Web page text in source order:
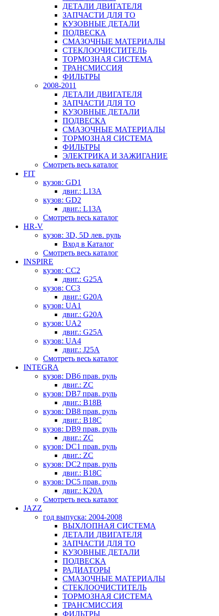
ДЕТАЛИ ДВИГАТЕЛЯ
ЗАПЧАСТИ ДЛЯ ТО
КУЗОВНЫЕ ДЕТАЛИ
ПОДВЕСКА
СМАЗОЧНЫЕ МАТЕРИАЛЫ
СТЕКЛООЧИСТИТЕЛЬ
ТОРМОЗНАЯ СИСТЕМА
ТРАНСМИССИЯ
ФИЛЬТРЫ
2008-2011
ДЕТАЛИ ДВИГАТЕЛЯ
ЗАПЧАСТИ ДЛЯ ТО
КУЗОВНЫЕ ДЕТАЛИ
ПОДВЕСКА
СМАЗОЧНЫЕ МАТЕРИАЛЫ
ТОРМОЗНАЯ СИСТЕМА
ФИЛЬТРЫ
ЭЛЕКТРИКА И ЗАЖИГАНИЕ
Смотреть весь каталог
FIT
кузов: GD1
двиг.: L13A
кузов: GD2
двиг.: L13A
Смотреть весь каталог
HR-V
кузов: 3D, 5D лев. руль
Вход в Каталог
Смотреть весь каталог
INSPIRE
кузов: CC2
двиг.: G25A
кузов: CC3
двиг.: G20A
кузов: UA1
двиг.: G20A
кузов: UA2
двиг.: G25A
кузов: UA4
двиг.: J25A
Смотреть весь каталог
INTEGRA
кузов: DB6 прав. руль
двиг.: ZC
кузов: DB7 прав. руль
двиг.: B18B
кузов: DB8 прав. руль
двиг.: B18C
кузов: DB9 прав. руль
двиг.: ZC
кузов: DC1 прав. руль
двиг.: ZC
кузов: DC2 прав. руль
двиг.: B18C
кузов: DC5 прав. руль
двиг.: K20A
Смотреть весь каталог
JAZZ
год выпуска: 2004-2008
ВЫХЛОПНАЯ СИСТЕМА
ДЕТАЛИ ДВИГАТЕЛЯ
ЗАПЧАСТИ ДЛЯ ТО
КУЗОВНЫЕ ДЕТАЛИ
ПОДВЕСКА
РАДИАТОРЫ
СМАЗОЧНЫЕ МАТЕРИАЛЫ
СТЕКЛООЧИСТИТЕЛЬ
ТОРМОЗНАЯ СИСТЕМА
ТРАНСМИССИЯ
ФИЛЬТРЫ